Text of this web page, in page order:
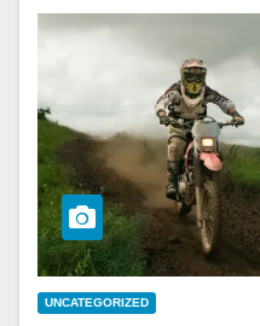
UNCATEGORIZED